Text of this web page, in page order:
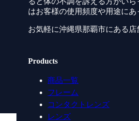
はお客様の使用頻度や用途に
お気軽に沖縄県那覇市にある
Products
商品一覧
フレーム
コンタクトレンズ
レンズ